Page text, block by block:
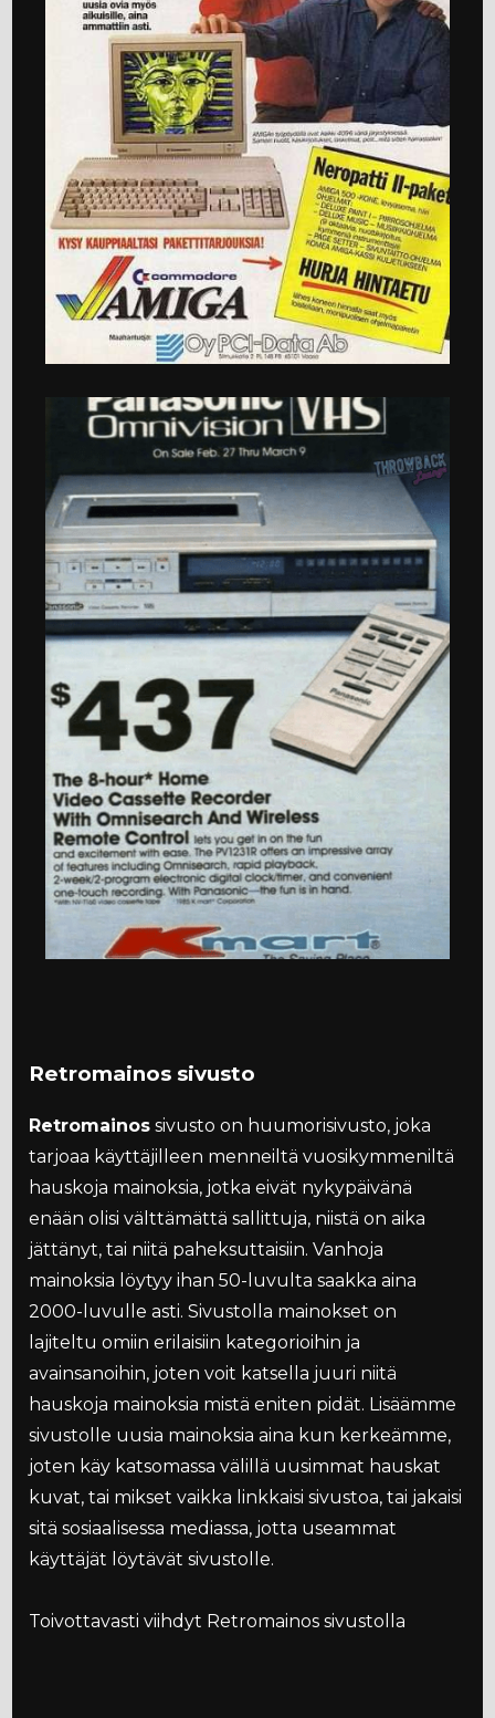
Retromainos sivusto
Retromainos sivusto on huumorisivusto, joka
tarjoaa käyttäjilleen menneiltä vuosikymmeniltä
hauskoja mainoksia, jotka eivät nykypäivänä
enään olisi välttämättä sallittuja, niistä on aika
jättänyt, tai niitä paheksuttaisiin. Vanhoja
mainoksia löytyy ihan 50-luvulta saakka aina
2000-luvulle asti. Sivustolla mainokset on
lajiteltu omiin erilaisiin kategorioihin ja
avainsanoihin, joten voit katsella juuri niitä
hauskoja mainoksia mistä eniten pidät. Lisäämme
sivustolle uusia mainoksia aina kun kerkeämme,
joten käy katsomassa välillä uusimmat hauskat
kuvat, tai mikset vaikka linkkaisi sivustoa, tai jakaisi
sitä sosiaalisessa mediassa, jotta useammat
käyttäjät löytävät sivustolle.
Toivottavasti viihdyt Retromainos sivustolla